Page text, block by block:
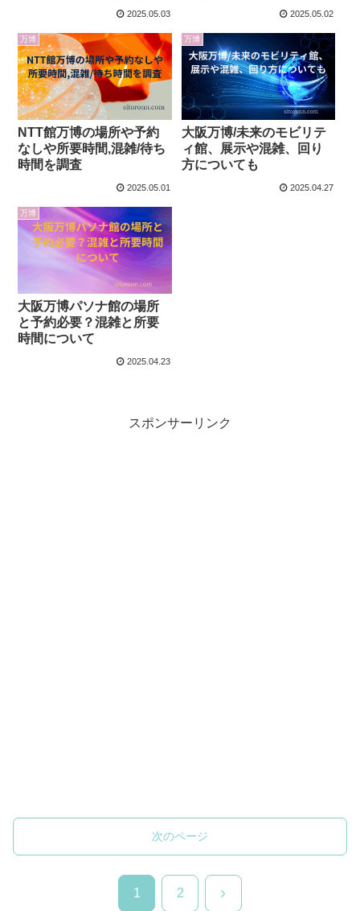
2025.05.03 2025.05.02
万博
NTT館万博の場所や予約
なしや所要時間,混雑/待ち
時間を調査
2025.05.01
万博
大阪万博/未来のモビリテ
ィ館、展示や混雑、回り
方についても
2025.04.27
万博
大阪万博パソナ館の場所
と予約必要？混雑と所要
時間について
2025.04.23
スポンサーリンク
次のページ
1 2 次